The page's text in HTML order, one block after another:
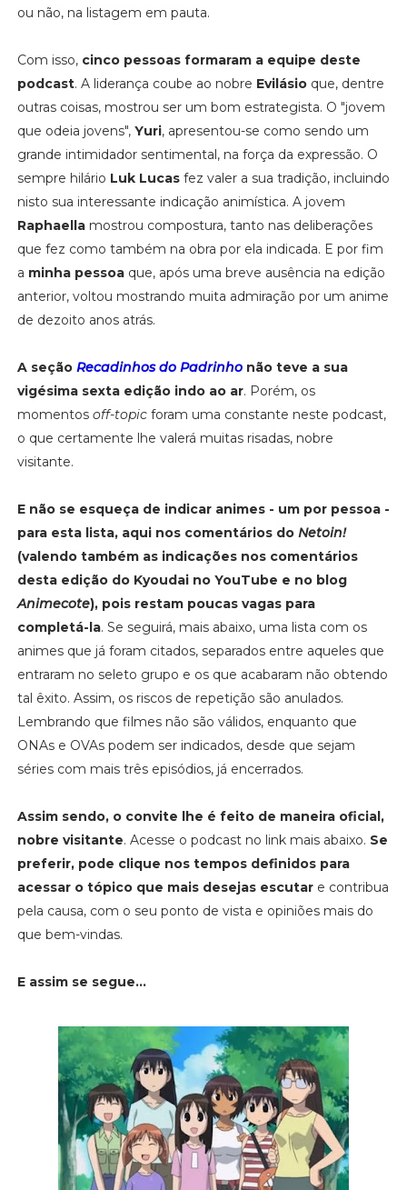
ou não, na listagem em pauta.
Com isso, cinco pessoas formaram a equipe deste
podcast. A liderança coube ao nobre Evilásioque, dentre
outras coisas, mostrou ser um bom estrategista. O "jovem
que odeia jovens", Yuri, apresentou-se como sendo um
grande intimidador sentimental, na força da expressão. O
sempre hilário Luk Lucasfez valer a sua tradição, incluindo
nisto sua interessante indicação animística. A jovem
Raphaellamostrou compostura, tanto nas deliberações
que fez como também na obra por ela indicada. E por fim
a minha pessoaque, após uma breve ausência na edição
anterior, voltou mostrando muita admiração por um anime
de dezoito anos atrás.
A seção Recadinhos do Padrinhonão teve a sua
vigésima sexta edição indo ao ar. Porém, os
momentos off-topicforam uma constante neste podcast,
o que certamente lhe valerá muitas risadas, nobre
visitante.
E não se esqueça de indicar animes - um por pessoa -
para esta lista, aqui nos comentários do Netoin!
(valendo também as indicações nos comentários
desta edição do Kyoudai no YouTube e no blog
Animecote), pois restam poucas vagas para
completá-la. Se seguirá, mais abaixo, uma lista com os
animes que já foram citados, separados entre aqueles que
entraram no seleto grupo e os que acabaram não obtendo
tal êxito. Assim, os riscos de repetição são anulados.
Lembrando que filmes não são válidos, enquanto que
ONAs e OVAs podem ser indicados, desde que sejam
séries com mais três episódios, já encerrados.
Assim sendo, o convite lhe é feito de maneira oficial,
nobre visitante. Acesse o podcast no link mais abaixo. Se
preferir, pode clique nos tempos definidos para
acessar o tópico que mais desejas escutare contribua
pela causa, com o seu ponto de vista e opiniões mais do
que bem-vindas.
E assim se segue...